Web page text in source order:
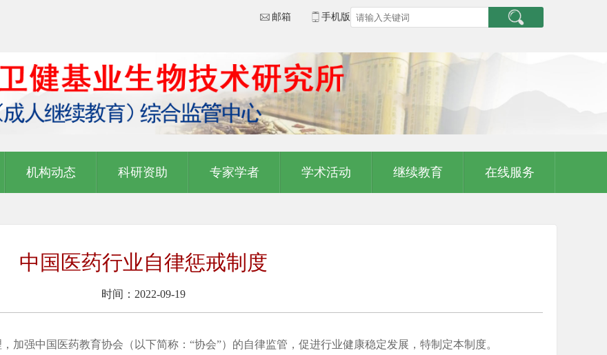
邮箱 手机版
机构动态 科研资助 专家学者 学术活动 继续教育 在线服务
中国医药行业自律惩戒制度
时间：2022-09-19
加强中国医药教育协会（以下简称：“协会”）的自律监管，促进行业健康稳定发展，特制定本制度。